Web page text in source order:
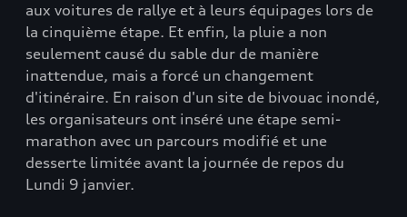
aux voitures de rallye et à leurs équipages lors de
la cinquième étape. Et enfin, la pluie a non
seulement causé du sable dur de manière
inattendue, mais a forcé un changement
d'itinéraire. En raison d'un site de bivouac inondé,
les organisateurs ont inséré une étape semi-
marathon avec un parcours modifié et une
desserte limitée avant la journée de repos du
Lundi 9 janvier.